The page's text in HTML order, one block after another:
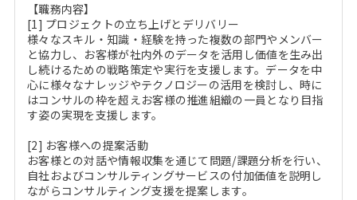
【職務内容】
[1] プロジェクトの立ち上げとデリバリー
様々なスキル・知識・経験を持った複数の部門やメンバー
と協力し、お客様が社内外のデータを活用し価値を生み出
し続けるための戦略策定や実行を支援します。データを中
心に様々なナレッジやテクノロジーの活用を検討し、時に
はコンサルの枠を超えお客様の推進組織の一員となり目指
す姿の実現を支援します。
[2] お客様への提案活動
お客様との対話や情報収集を通じて問題/課題分析を行い、
自社およびコンサルティングサービスの付加価値を説明し
ながらコンサルティング支援を提案します。